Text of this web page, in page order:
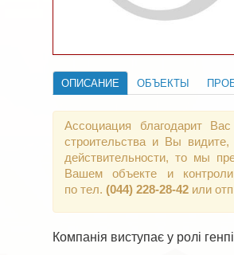
ОПИСАНИЕ ОБЪЕКТЫ
Ассоциация благодарит
строительства и Вы
действительности, то мы
Вашем объекте и
по тел. (044) 228-28-42 или
Компанія виступає у ролі